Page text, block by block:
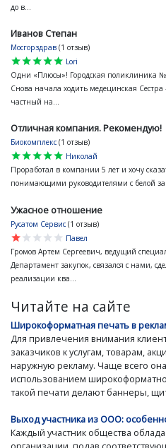
до в...
Иванов Степан
Мосгорздрав (1 отзыв)
star
star
star
star
star
Lori
Одни «Плюсы»! Городская поликлиника №
Снова начала ходить медецинская
частный на...
Отличная компания. Рекомендую!
Биокомплекс (1 отзыв)
star
star
star
star
star
Николай
Проработал в компании 5 лет и хочу
понимающими руководителями с белой
Ужасное отношение
Русатом Сервис (1 отзыв)
star
star
star
star
star
Павел
Громов Артем Сергеевич, ведущий
Департамент закупок, связался с нами,
реализации ква...
Читайте на сайте
Широкоформатная печать в
Для привлечения внимания
заказчиков к услугам, товарам,
наружную рекламу. Чаще всего
использованием
такой печати делают баннеры,
Выход участника из ООО:
Каждый участник общества